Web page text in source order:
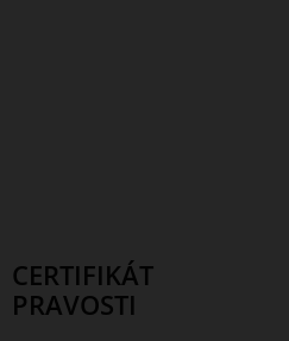
CERTIFIKÁT
PRAVOSTI